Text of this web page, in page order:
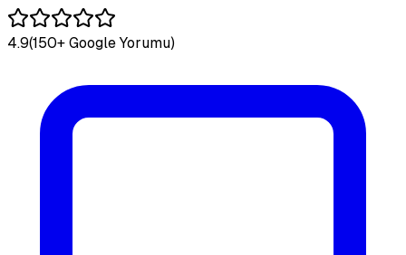
4.9(150+ Google Yorumu)